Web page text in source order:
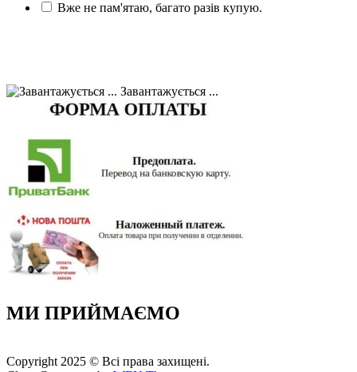
Вже не пам'ятаю, багато разів купую.
Завантажується ...
МИ ПРИЙМАЄМО
Copyright 2025 © Всі права захищені.